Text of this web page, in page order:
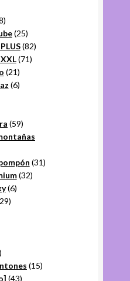
188
productos
2525
productos
8282
7171
2121
productos
66
5959
productos
3131
3232
66
29
1515
4343